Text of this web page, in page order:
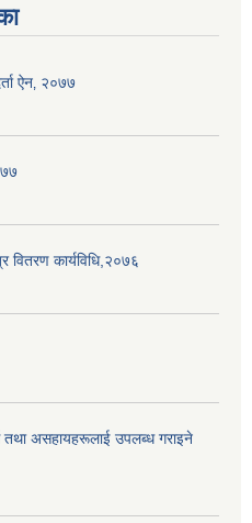
ऐन‚ २०७७
वितरण कार्यविधि,२०७६
तथा असहायहरूलाई उपलब्ध गराइने